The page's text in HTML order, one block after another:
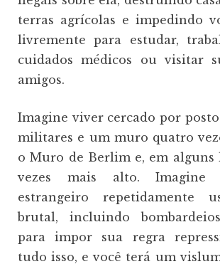
terras agrícolas e impedindo
livremente para estudar,
cuidados médicos ou visitar
amigos.
Imagine viver cercado por
militares e um muro quatro
o Muro de Berlim e, em alguns
vezes mais alto. Imagine
estrangeiro repetidamente
brutal, incluindo
para impor sua regra
tudo isso, e você terá um